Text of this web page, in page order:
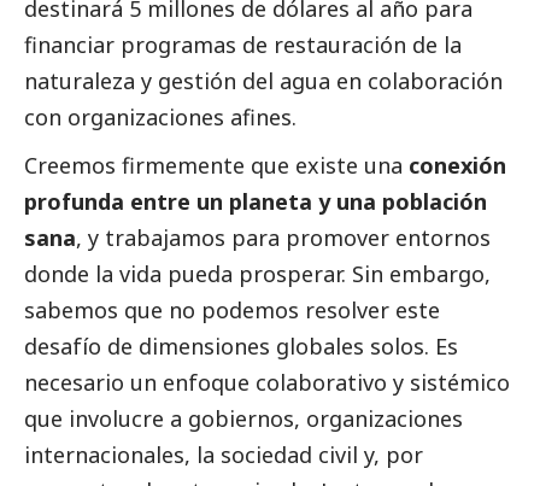
destinará 5 millones de dólares al año para
financiar programas de restauración de la
naturaleza y gestión del agua en colaboración
con organizaciones afines.
Creemos firmemente que existe una conexión
profunda entre un planeta y una población
sana, y trabajamos para promover entornos
donde la vida pueda prosperar. Sin embargo,
sabemos que no podemos resolver este
desafío de dimensiones globales solos. Es
necesario un enfoque colaborativo y sistémico
que involucre a gobiernos, organizaciones
internacionales, la sociedad civil y, por